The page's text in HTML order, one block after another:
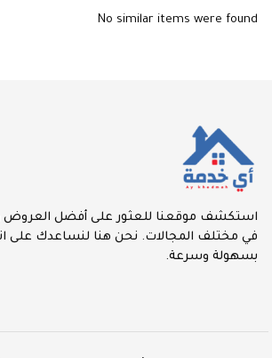
No similar items were found
استكشف موقعنا للعثور على أفضل العروض
في مختلف المجالات. نحن هنا لنساعدك على
بسهولة وسرعة.